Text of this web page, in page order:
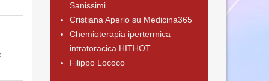
Sanissimi
Cristiana Aperio su Medicina365
Chemioterapia ipertermica
intratoracica HITHOT
Filippo Lococo